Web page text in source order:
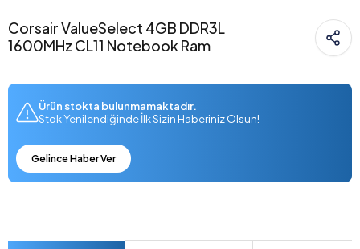
Corsair ValueSelect 4GB DDR3L
1600MHz CL11 Notebook Ram
Ürün stokta bulunmamaktadır.
Stok Yenilendiğinde İlk Sizin Haberiniz Olsun!
Gelince Haber Ver